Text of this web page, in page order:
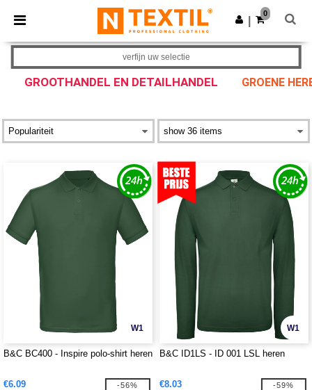
× Ntextil-app
Betere prijzen in de app!
Download app
0
GROOTHANDEL EN DETAILHANDEL GROENE
verfijn uw selectie
W1
B&C BC400 - Inspire polo-shirt heren
€6.09 -56%
W1
B&C ID1LS - ID 001 LSL heren
€8.03 -59%